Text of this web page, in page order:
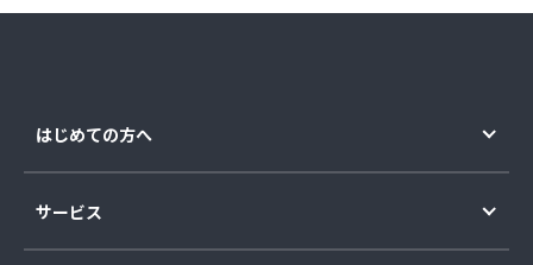
はじめての方へ
サービス